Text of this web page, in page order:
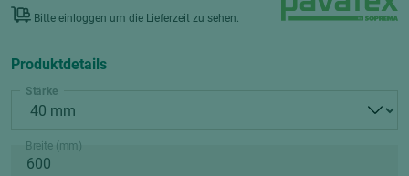
Bitte einloggen um die Lieferzeit zu sehen.
Produktdetails
Stärke
Breite (mm)